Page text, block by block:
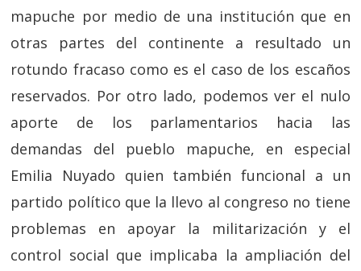
mapuche por medio de una institución que en
otras partes del continente a resultado un
rotundo fracaso como es el caso de los escaños
reservados. Por otro lado, podemos ver el nulo
aporte de los parlamentarios hacia las
demandas del pueblo mapuche, en especial
Emilia Nuyado quien también funcional a un
partido político que la llevo al congreso no tiene
problemas en apoyar la militarización y el
control social que implicaba la ampliación del